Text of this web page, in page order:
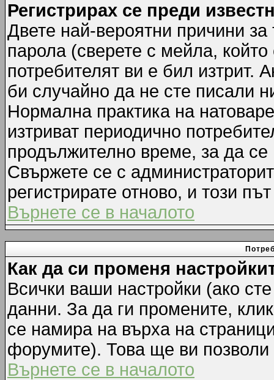
Регистрирах се преди
Двете най-вероятни причини
парола (сверете с мейла,
потребителят ви е бил изтрит.
би случайно да не сте писали
Нормална практика на
изтриват периодично
продължително време, за да
Свържете се с
регистрирате отново, и този
Върнете се в началото
Как да си променя
Всички ваши настройки (ако
данни. За да ги промените,
се намира на върха на
форумите). Това ще ви позволи
Върнете се в началото